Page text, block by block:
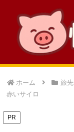
ホーム 旅先
赤いサイロ
PR